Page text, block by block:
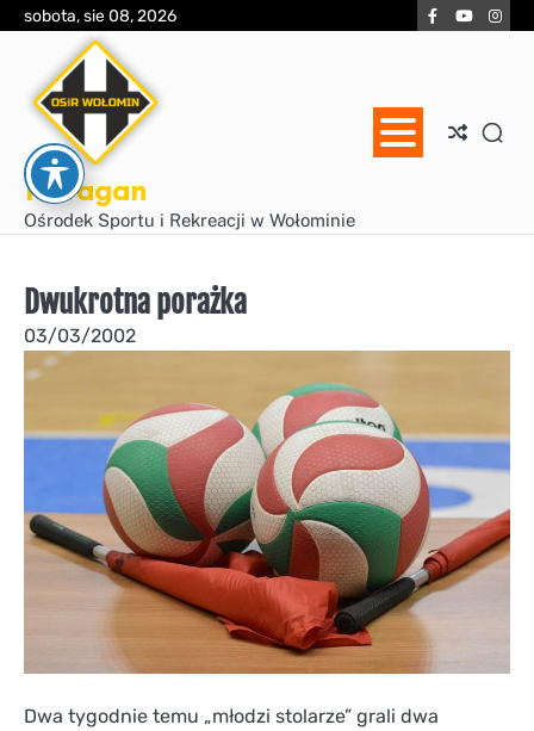
Skip
content
sobota, sie 08, 2026 Facebook
YouTube
Huragan
Ośrodek Sportu i Rekreacji w Wołominie
Dwukrotna porażka
03/03/2002
Dwa tygodnie temu „młodzi stolarze” grali dwa